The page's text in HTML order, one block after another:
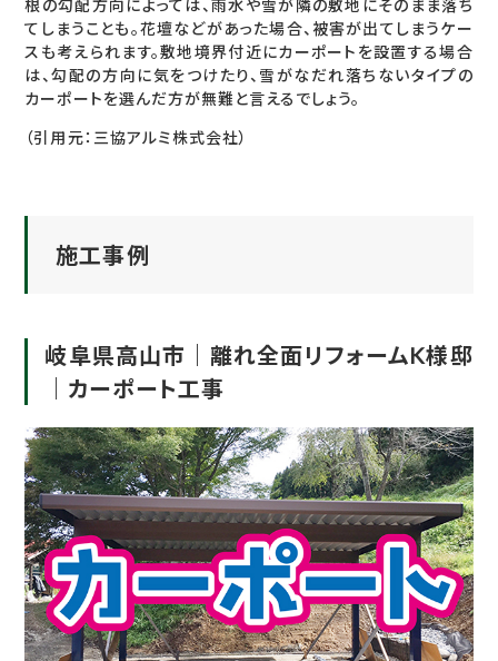
根の勾配方向によっては、雨水や雪が隣の敷地にそのまま落ち
てしまうことも。花壇などがあった場合、被害が出てしまうケー
スも考えられます。敷地境界付近にカーポートを設置する場合
は、勾配の方向に気をつけたり、雪がなだれ落ちないタイプの
カーポートを選んだ方が無難と言えるでしょう。
（引用元： 三協アルミ株式会社）
施工事例
岐阜県高山市｜離れ全面リフォームK様邸
｜カーポート工事